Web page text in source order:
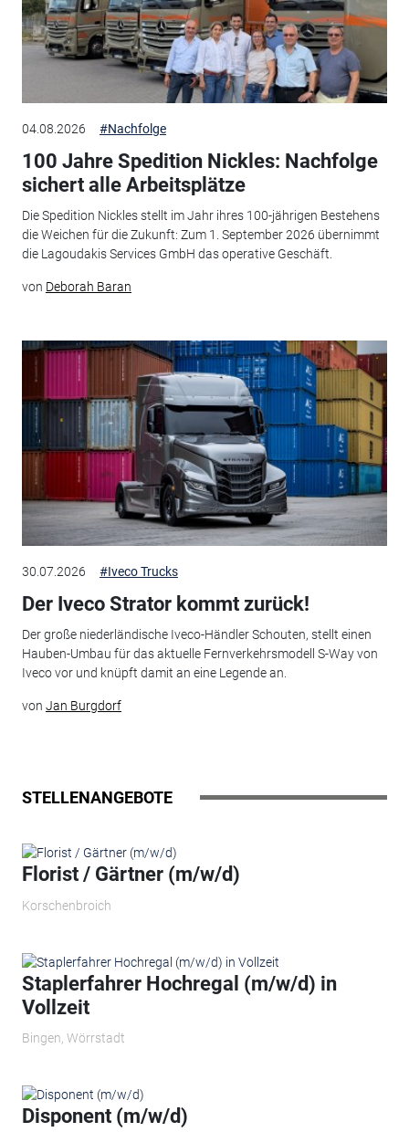
04.08.2026 #Nachfolge
100 Jahre Spedition Nickles: Nachfolge
sichert alle Arbeitsplätze
Die Spedition Nickles stellt im Jahr ihres 100-jährigen Bestehens
die Weichen für die Zukunft: Zum 1. September 2026 übernimmt
die Lagoudakis Services GmbH das operative Geschäft.
von Deborah Baran
30.07.2026 #Iveco Trucks
Der Iveco Strator kommt zurück!
Der große niederländische Iveco-Händler Schouten, stellt einen
Hauben-Umbau für das aktuelle Fernverkehrsmodell S-Way von
Iveco vor und knüpft damit an eine Legende an.
von Jan Burgdorf
STELLENANGEBOTE
Florist / Gärtner (m/w/d)
Korschenbroich
Staplerfahrer Hochregal (m/w/d) in
Vollzeit
Bingen, Wörrstadt
Disponent (m/w/d)